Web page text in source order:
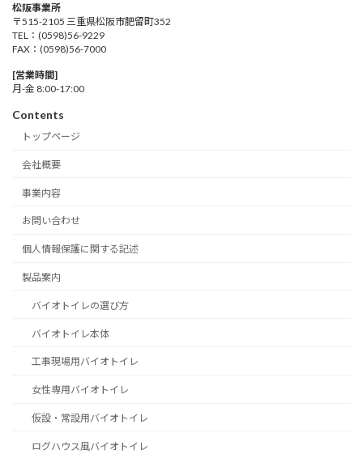
松阪事業所
〒515-2105 三重県松阪市肥留町352
TEL：(0598)56-9229
FAX：(0598)56-7000
[営業時間]
月-金 8:00-17:00
Contents
トップページ
会社概要
事業内容
お問い合わせ
個人情報保護に関する記述
製品案内
バイオトイレの選び方
バイオトイレ本体
工事現場用バイオトイレ
女性専用バイオトイレ
仮設・常設用バイオトイレ
ログハウス風バイオトイレ